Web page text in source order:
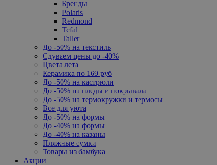
Бренды
Polaris
Redmond
Tefal
Taller
До -50% на текстиль
Сдуваем цены до -40%
Цвета лета
Керамика по 169 руб
До -50% на кастрюли
До -50% на пледы и покрывала
До -50% на термокружки и термосы
Все для уюта
До -50% на формы
До -40% на формы
До -40% на казаны
Пляжные сумки
Товары из бамбука
Акции